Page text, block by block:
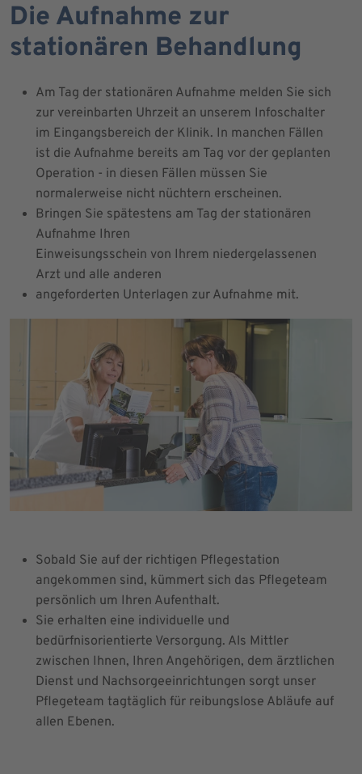
Die Aufnahme zur
stationären Behandlung
Am Tag der stationären Aufnahme melden Sie sich
zur vereinbarten Uhrzeit an unserem Infoschalter
im Eingangsbereich der Klinik. In manchen Fällen
ist die Aufnahme bereits am Tag vor der geplanten
Operation - in diesen Fällen müssen Sie
normalerweise nicht nüchtern erscheinen.
Bringen Sie spätestens am Tag der stationären
Aufnahme Ihren
Einweisungsschein von Ihrem niedergelassenen
Arzt und alle anderen
angeforderten Unterlagen zur Aufnahme mit.
Sobald Sie auf der richtigen Pflegestation
angekommen sind, kümmert sich das Pflegeteam
persönlich um Ihren Aufenthalt.
Sie erhalten eine individuelle und
bedürfnisorientierte Versorgung. Als Mittler
zwischen Ihnen, Ihren Angehörigen, dem ärztlichen
Dienst und Nachsorgeeinrichtungen sorgt unser
Pflegeteam tagtäglich für reibungslose Abläufe auf
allen Ebenen.